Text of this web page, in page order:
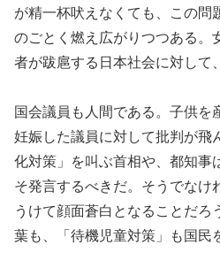
が精一杯吠えなくても、この問
のごとく燃え広がりつつある。
者が跋扈する日本社会に対して
国会議員も人間である。子供を
妊娠した議員に対して批判が飛
化対策」を叫ぶ首相や、都知事
そ発言するべきだ。そうでなけ
うけて顔面蒼白となることだろ
葉も、「待機児童対策」も国民